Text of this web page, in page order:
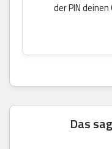
der PIN
Das